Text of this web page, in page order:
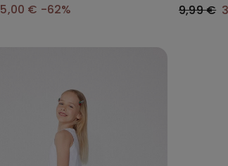
5,00 € -62% 9,99 €